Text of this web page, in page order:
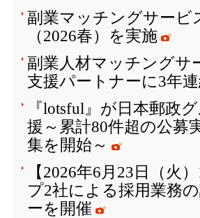
副業マッチングサービ
（2026春）を実施
副業人材マッチングサ
支援パートナーに3年
『lotsful』が日本郵政
援～累計80件超の公募
集を開始～
【2026年6月23日（火
プ2社による採用業務
ーを開催